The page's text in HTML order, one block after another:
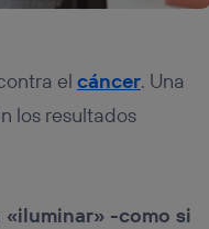
el cáncer. Una
los resultados
-como si